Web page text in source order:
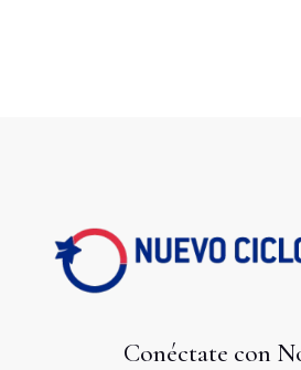
Conéctate con